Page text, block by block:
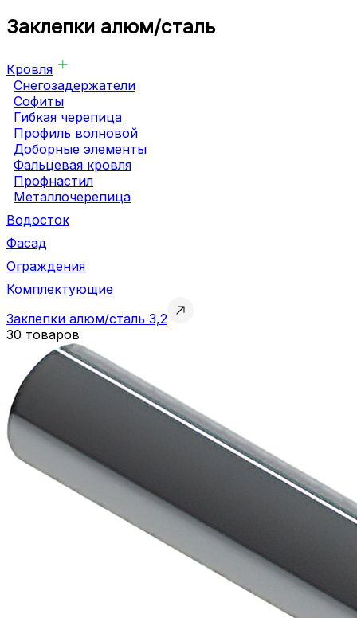
Заклепки алюм/сталь
Кровля
Снегозадержатели
Софиты
Гибкая черепица
Профиль волновой
Доборные элементы
Фальцевая кровля
Профнастил
Металлочерепица
Водосток
Фасад
Ограждения
Комплектующие
Заклепки алюм/сталь 3,2
30 товаров